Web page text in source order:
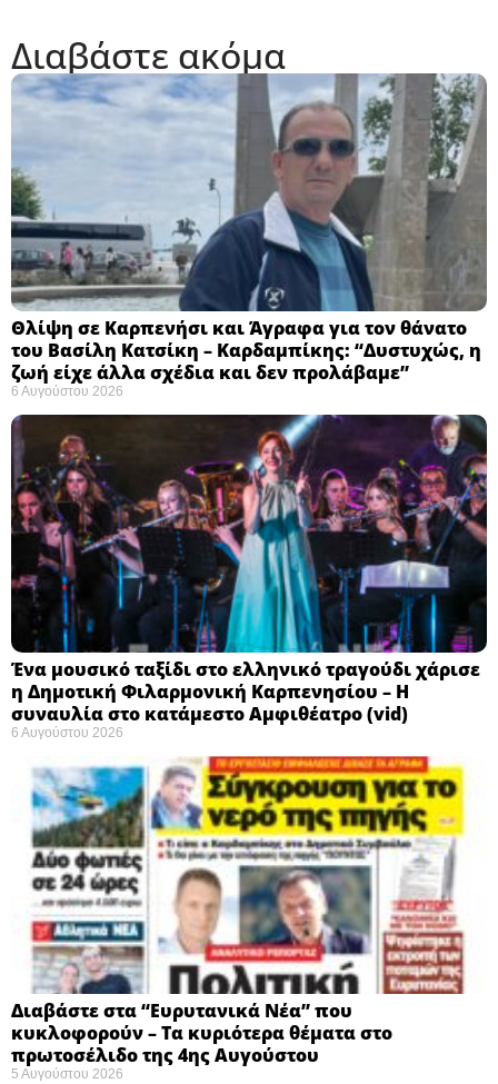
Διαβάστε ακόμα
Θλίψη σε Καρπενήσι και Άγραφα για τον θάνατο
του Βασίλη Κατσίκη – Καρδαμπίκης: “Δυστυχώς, η
ζωή είχε άλλα σχέδια και δεν προλάβαμε”
6 Αυγούστου 2026
Ένα μουσικό ταξίδι στο ελληνικό τραγούδι χάρισε
η Δημοτική Φιλαρμονική Καρπενησίου – Η
συναυλία στο κατάμεστο Αμφιθέατρο (vid)
6 Αυγούστου 2026
Διαβάστε στα “Ευρυτανικά Νέα” που
κυκλοφορούν – Τα κυριότερα θέματα στο
πρωτοσέλιδο της 4ης Αυγούστου
5 Αυγούστου 2026